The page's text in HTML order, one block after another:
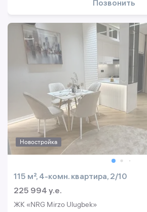
Позвонить
Новостройка
115 м², 4-комн. квартира, 2/10
225 994 y.e.
ЖК «NRG Mirzo Ulugbek»